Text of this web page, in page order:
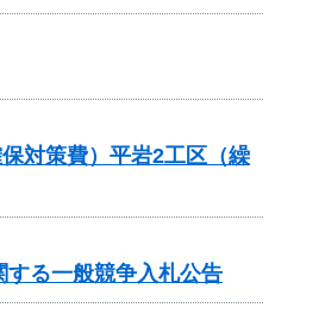
対策費）平岩2工区（繰
する一般競争入札公告